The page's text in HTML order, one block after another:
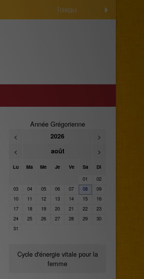
Français
Année Grégorienne
<
2026
>
<
août >
Lu Ma Me Je Ve Sa
Di
01
02
03
04 05 06 07 08
09
10
11 12 13 14 15
16
17
18 19 20 21 22
23
24
25 26 27 28 29
30
31
Cycle d'énergie vitale pour la
femme